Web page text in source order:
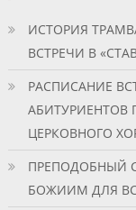
ИСТОРИЯ
ВСТРЕЧИ В
РАСПИСАНИЕ
АБИТУРИЕНТОВ
ЦЕРКОВНОГО
ПРЕПОДОБНЫЙ
БОЖИИМ ДЛЯ